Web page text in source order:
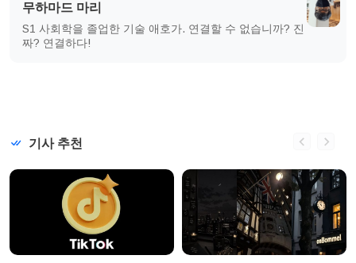
무하마드 마리
S1 사회학을 졸업한 기술 애호가. 연결할 수 없습니까? 진
짜? 연결하다!
기사 추천